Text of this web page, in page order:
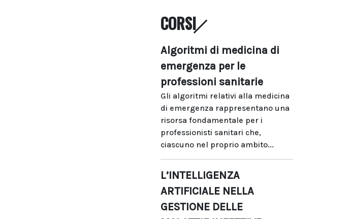
CORSI
Algoritmi di medicina di
emergenza per le
professioni sanitarie
Gli algoritmi relativi alla medicina
di emergenza rappresentano una
risorsa fondamentale per i
professionisti sanitari che,
ciascuno nel proprio ambito...
L’INTELLIGENZA
ARTIFICIALE NELLA
GESTIONE DELLE